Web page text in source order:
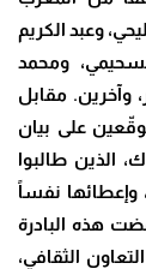
وعبد الكريم
ومحمد
وآخرين. مقابل
على بيان
الذين طالبوا
وإعطائها نفساً
هذه البادرة
الثقافي،